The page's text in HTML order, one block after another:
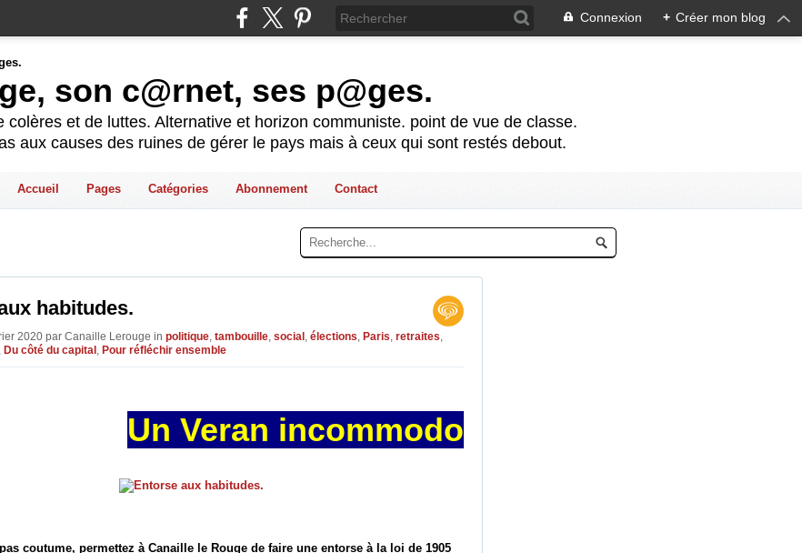
Connexion + Créer mon blog
son c@rnet, ses p@ges.
colères et de luttes. Alternative et horizon communiste. point de vue de classe.
aux causes des ruines de gérer le pays mais à ceux qui sont restés debout.
Accueil Pages Catégories Abonnement Contact
habitudes.
2020 par Canaille Lerouge in politique tambouille social élections Paris retraites
Du côté du capital Pour réfléchir ensemble
Un Veran incommodo
coutume, permettez à Canaille le Rouge de faire une entorse à la loi de 1905